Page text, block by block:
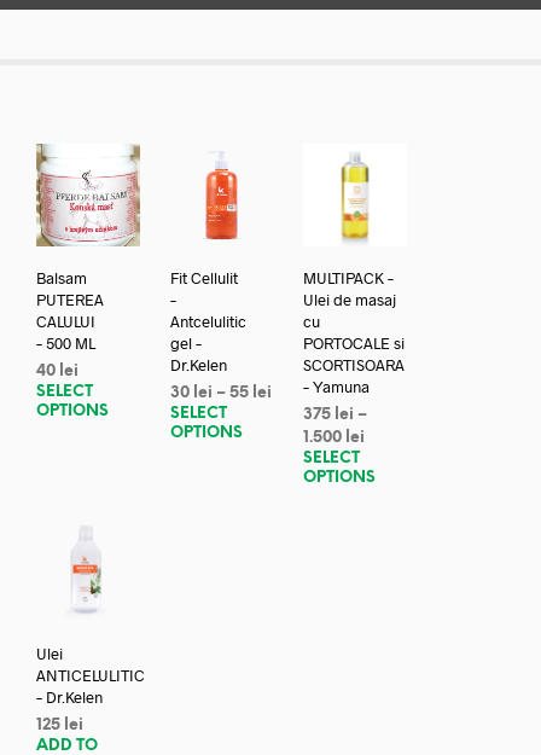
Balsam
PUTEREA
CALULUI
– 500 ML
40 lei
SELECT
OPTIONS
Fit Cellulit
–
Antcelulitic
gel –
Dr.Kelen
30 lei – 55 lei
SELECT
OPTIONS
MULTIPACK –
Ulei de masaj
cu
PORTOCALE si
SCORTISOARA
– Yamuna
375 lei –
1.500 lei
SELECT
OPTIONS
Ulei
ANTICELULITIC
– Dr.Kelen
125 lei
ADD TO